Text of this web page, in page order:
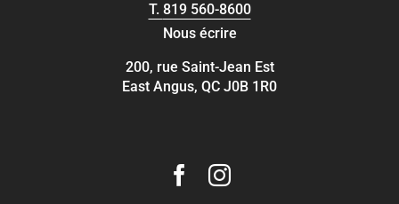
T. 819 560-8600
Nous écrire
200, rue Saint-Jean Est
East Angus, QC J0B 1R0